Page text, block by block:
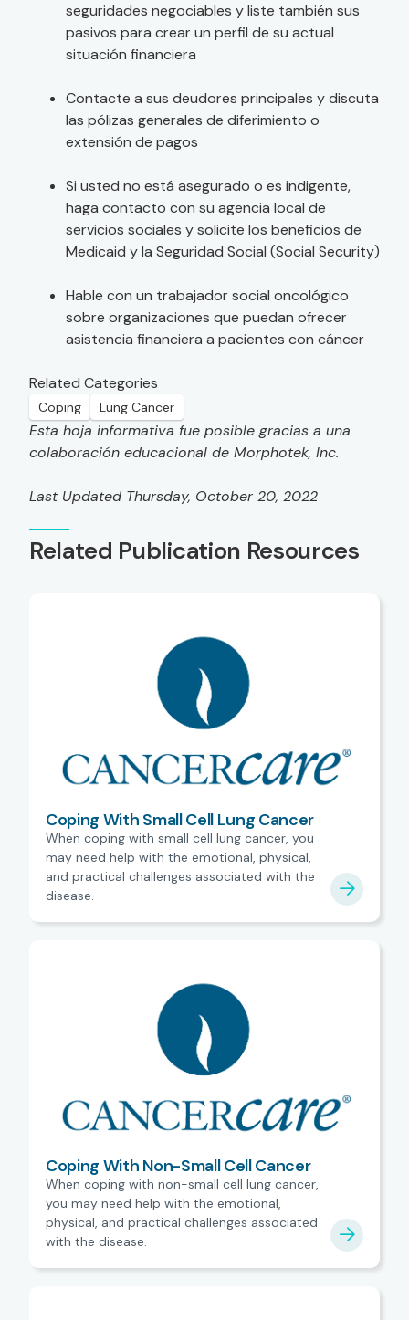
seguridades negociables y liste también sus
pasivos para crear un perfil de su actual
situación financiera
Contacte a sus deudores principales y discuta
las pólizas generales de diferimiento o
extensión de pagos
Si usted no está asegurado o es indigente,
haga contacto con su agencia local de
servicios sociales y solicite los beneficios de
Medicaid y la Seguridad Social (Social Security)
Hable con un trabajador social oncológico
sobre organizaciones que puedan ofrecer
asistencia financiera a pacientes con cáncer
Related Categories
Coping Lung Cancer
Esta hoja informativa fue posible gracias a una
colaboración educacional de Morphotek, Inc.
Last Updated Thursday, October 20, 2022
Related Publication Resources
Coping With Small Cell Lung Cancer
When coping with small cell lung cancer, you
may need help with the emotional, physical,
and practical challenges associated with the
disease.
Coping With Non-Small Cell Cancer
When coping with non-small cell lung cancer,
you may need help with the emotional,
physical, and practical challenges associated
with the disease.